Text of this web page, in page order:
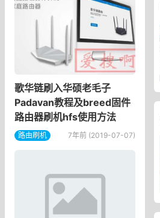
歌华链刷入华硕老毛子
Padavan教程及breed固件
路由器刷机hfs使用方法
路由刷机 7年前 (2019-07-07)